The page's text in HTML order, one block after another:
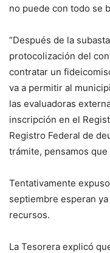
no puede con todo se
“Después de la
protocolización del
contratar un
va a permitir al
las evaluadoras
inscripción en el
Registro Federal de
trámite, pensamos que
Tentativamente
septiembre esperan
recursos.
La Tesorera explicó